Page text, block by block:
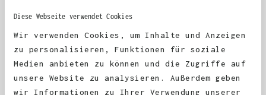
Diese Webseite verwendet Cookies
Wir verwenden Cookies, um Inhalte und Anzeigen
zu personalisieren, Funktionen für soziale
Medien anbieten zu können und die Zugriffe auf
unsere Website zu analysieren. Außerdem geben
wir Informationen zu Ihrer Verwendung unserer
KUNDEN FEEDBACK 🫶
Excellent